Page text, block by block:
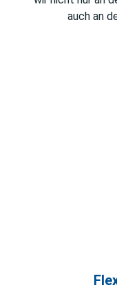
auch an